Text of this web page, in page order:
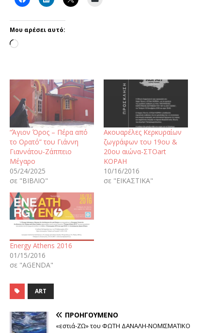
Μου αρέσει αυτό:
“Άγιον Όρος – Πέρα από
το Ορατό” του Γιάννη
Γιαννάτου-Ζάππειο
Μέγαρο
05/24/2025
σε "ΒΙΒΛΙΟ"
Ακουαρέλες Κερκυραίων
ζωγράφων του 19ου &
20ου αιώνα-ΣΤΟart
ΚΟΡΑΗ
10/16/2016
σε "ΕΙΚΑΣΤΙΚΑ"
Energy Athens 2016
01/15/2016
σε "AGENDA"
ART
ΠΡΟΗΓΟΎΜΕΝΟ
«εστιά-ΖΩ» του ΦΩΤΗ ΔΑΝΑΛΗ-ΝΟΜΙΣΜΑΤΙΚΟ